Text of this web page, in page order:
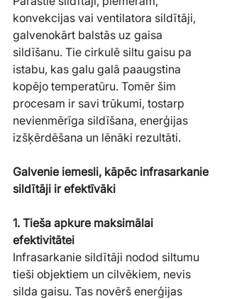
konvekcijas vai ventilatora sildītāji,
galvenokārt balstās uz gaisa
sildīšanu. Tie cirkulē siltu gaisu pa
istabu, kas galu galā paaugstina
kopējo temperatūru. Tomēr šim
procesam ir savi trūkumi, tostarp
nevienmērīga sildīšana, enerģijas
izšķērdēšana un lēnāki rezultāti.
Galvenie iemesli, kāpēc infrasarkanie
sildītāji ir efektīvāki
1. Tieša apkure maksimālai
efektivitātei
Infrasarkanie sildītāji nodod siltumu
tieši objektiem un cilvēkiem, nevis
silda gaisu. Tas novērš enerģijas